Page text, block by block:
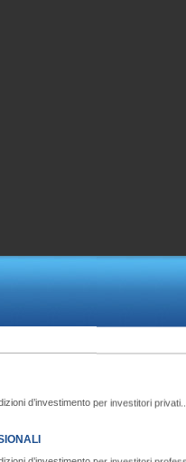
d’investimento per investitori